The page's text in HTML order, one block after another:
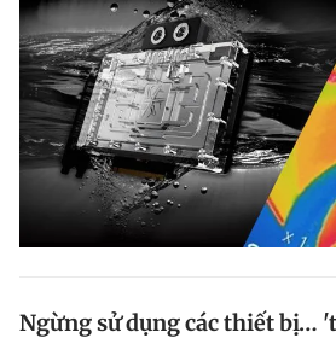
Ngừng sử dụng các thiết bị…